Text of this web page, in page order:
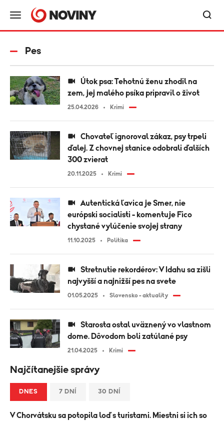
Pes
zem, jej malého psíka pripravil o život
25.04.2026 Krimi
ďalej. Z chovnej stanice odobrali ďalších
300 zvierat
20.11.2025 Krimi
európski socialisti - komentuje Fico
chystané vylúčenie svojej strany
11.10.2025 Politika
najvyšší a najnižší pes na svete
01.05.2025 Slovensko - aktuality
dome. Dôvodom boli zatúlané psy
21.04.2025 Krimi
Najčítanejšie správy
DNES 7 DNÍ 30 DNÍ
V Chorvátsku sa potopila loď s turistami. Miestni si ich so